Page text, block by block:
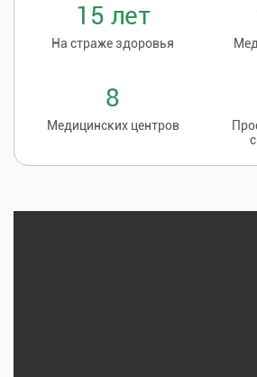
15 лет
На страже здоровья
8
Медицинских центров